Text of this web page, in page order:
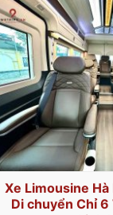
Xe Limousine Hà
Di chuyển Chỉ